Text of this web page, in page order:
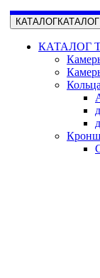
КАТАЛОГКАТАЛОГ
КАТАЛОГ